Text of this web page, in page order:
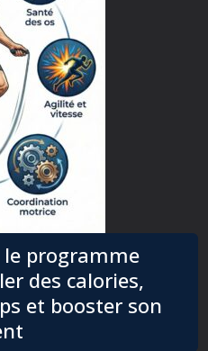
le programme
des calories,
et booster son